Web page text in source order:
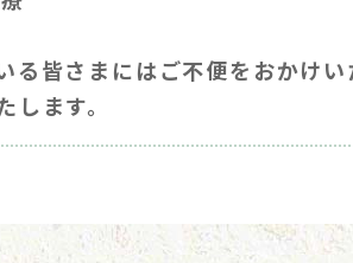
る皆さまにはご不便をおかけ
ます。